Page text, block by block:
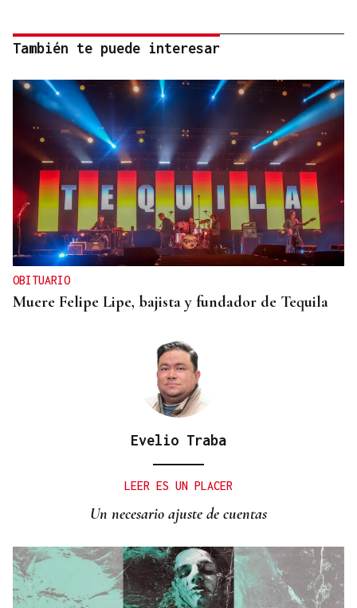
También te puede interesar
OBITUARIO
Muere Felipe Lipe, bajista y fundador de Tequila
Evelio Traba
LEER ES UN PLACER
Un necesario ajuste de cuentas